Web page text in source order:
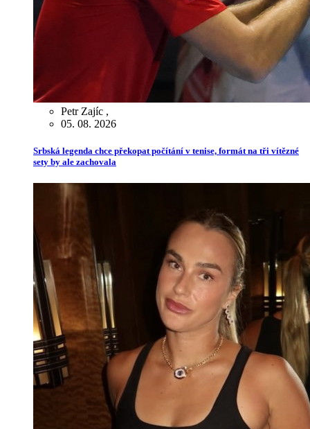
Petr Zajíc ,
05. 08. 2026
Srbská legenda chce překopat počítání v tenise, formát na tři vítězné
sety by ale zachovala